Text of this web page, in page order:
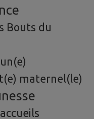
Bouts du
maternel(le)